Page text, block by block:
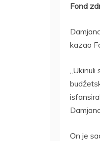
Fond
kazao
On je